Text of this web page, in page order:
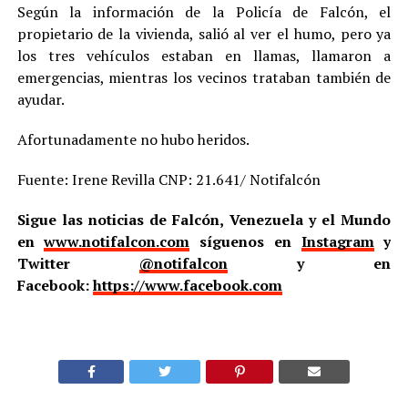
Según la información de la Policía de Falcón, el
propietario de la vivienda, salió al ver el humo, pero ya
los tres vehículos estaban en llamas, llamaron a
emergencias, mientras los vecinos trataban también de
ayudar.
Afortunadamente no hubo heridos.
Fuente: Irene Revilla CNP: 21.641/ Notifalcón
Sigue las noticias de Falcón, Venezuela y el Mundo
enwww.notifalcon.com síguenos en Instagramy
Twitter @notifalcony en
Facebook:https://www.facebook.com